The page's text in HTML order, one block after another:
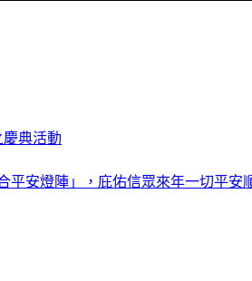
典活動
安燈陣」，庇佑信眾來年一切平安